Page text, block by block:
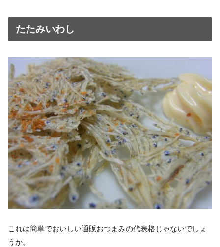
たたみいわし
これは簡単でおいしい通販おつまみの代表格じゃないでしょ
うか。